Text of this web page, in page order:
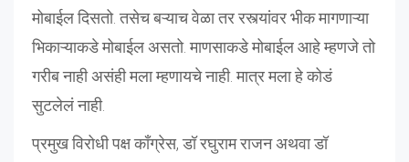
मोबाईल दिसतो. तसेच बऱ्याच वेळा तर रस्त्यांवर भीक मागणाऱ्या
भिकाऱ्याकडे मोबाईल असतो. माणसाकडे मोबाईल आहे म्हणजे तो
गरीब नाही असंही मला म्हणायचे नाही. मात्र मला हे कोडं
सुटलेलं नाही.
प्रमुख विरोधी पक्ष काँग्रेस, डॉ रघुराम राजन अथवा डॉ